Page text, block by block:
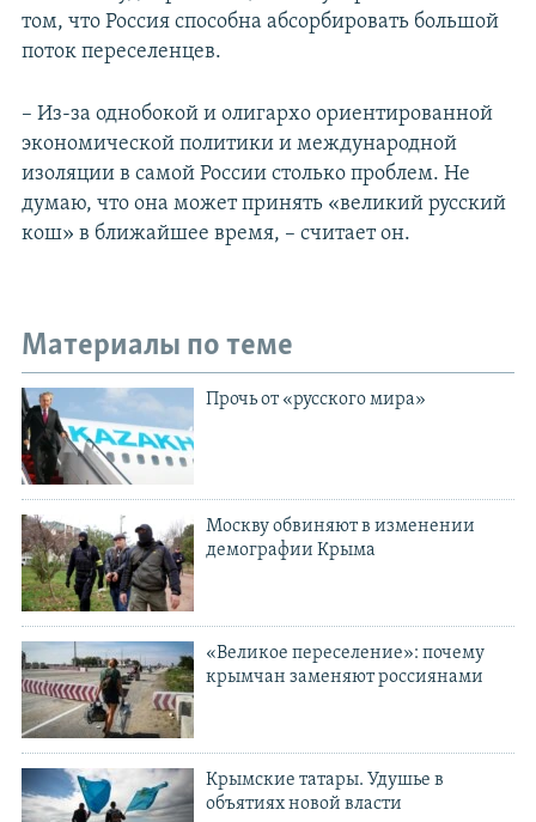
том, что Россия способна абсорбировать большой
поток переселенцев.
– Из-за однобокой и олигархо ориентированной
экономической политики и международной
изоляции в самой России столько проблем. Не
думаю, что она может принять «великий русский
кош» в ближайшее время, – считает он.
Материалы по теме
Прочь от «русского мира»
Москву обвиняют в изменении
демографии Крыма
«Великое переселение»: почему
крымчан заменяют россиянами
Крымские татары. Удушье в
объятиях новой власти